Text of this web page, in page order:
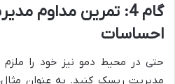
گام 4: تمرین مداوم
احساسات
حتی در محیط دمو نیز خود را ملزم
مدیریت ریسک کنید. به عنوان